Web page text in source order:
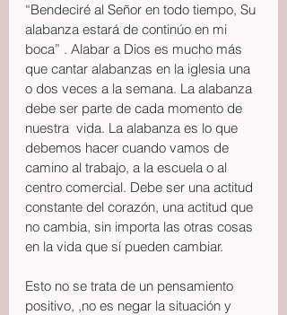
“Bendeciré al Señor en todo tiempo, Su
alabanza estará de continúo en mi
boca” . Alabar a Dios es mucho más
que cantar alabanzas en la iglesia una
o dos veces a la semana. La alabanza
debe ser parte de cada momento de
nuestra  vida. La alabanza es lo que
debemos hacer cuando vamos de
camino al trabajo, a la escuela o al
centro comercial. Debe ser una actitud
constante del corazón, una actitud que
no cambia, sin importa las otras cosas
en la vida que sí pueden cambiar.
Esto no se trata de un pensamiento
positivo, ,no es negar la situación y